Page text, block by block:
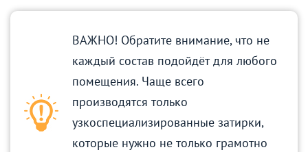
ВАЖНО! Обратите внимание, что не
каждый состав подойдёт для любого
помещения. Чаще всего
производятся только
узкоспециализированные затирки,
которые нужно не только грамотно